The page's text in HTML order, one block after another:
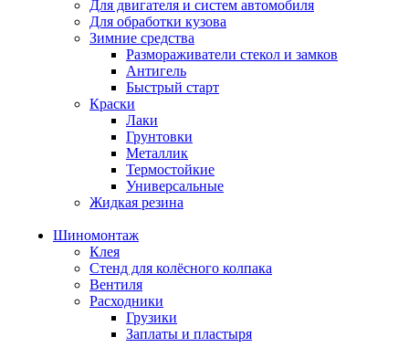
Для двигателя и систем автомобиля
Для обработки кузова
Зимние средства
Размораживатели стекол и замков
Антигель
Быстрый старт
Краски
Лаки
Грунтовки
Металлик
Термостойкие
Универсальные
Жидкая резина
Шиномонтаж
Клея
Стенд для колёсного колпака
Вентиля
Расходники
Грузики
Заплаты и пластыря